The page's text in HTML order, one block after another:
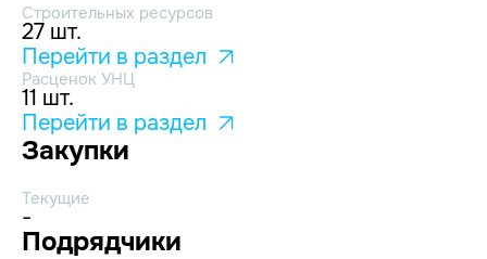
Строительных ресурсов
27 шт.
Перейти в раздел
Расценок УНЦ
11 шт.
Перейти в раздел
Закупки
Текущие
-
Подрядчики